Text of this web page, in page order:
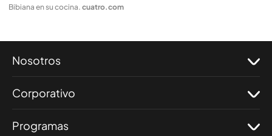
Bibiana en su cocina. cuatro.com
Nosotros
Corporativo
Programas